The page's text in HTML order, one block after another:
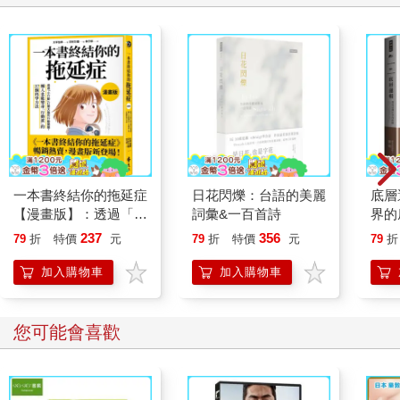
一本書終結你的拖延症
【漫畫版】：透過「小
行動」打開大腦的行動
「行動派」的37個科
學方法
79 折 特價 237 元
加入購物車
日花閃爍：台語的美麗
詞彙&一百首詩
79 折 特價 356 元
加入購物車
底
界
79 折
您可能會喜歡